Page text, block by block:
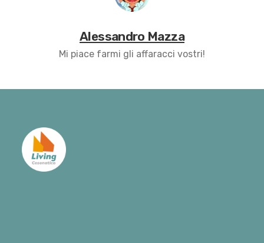
Alessandro Mazza
Mi piace farmi gli affaracci vostri!